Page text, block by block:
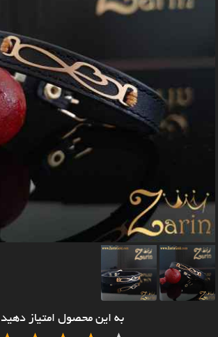
به این محصول امتیاز دهید